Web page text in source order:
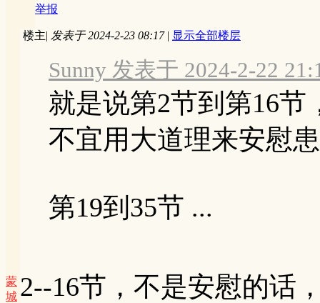
举报
蒙
城
楼主| 发表于 2024-2-23 08:17 | 显示全部楼层
Sunny 发表于 2024-2-22
就是说第2节到第16
不宜用大道理来安慰
第19到35节 ...
2--16节，不是安慰的话